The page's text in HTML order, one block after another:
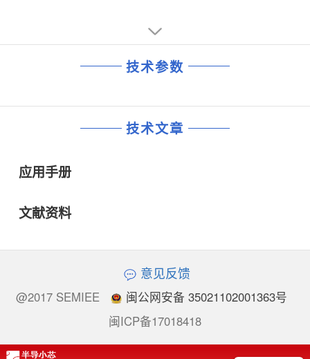
技术参数
技术文章
应用手册
文献资料
意见反馈
@2017 SEMIEE
闽公网安备 35021102001363号
闽ICP备17018418